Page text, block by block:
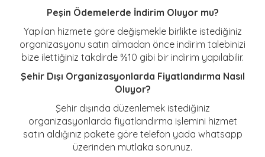
Peşin Ödemelerde İndirim Oluyor mu?
Yapılan hizmete göre değişmekle birlikte istediğiniz
organizasyonu satın almadan önce indirim talebinizi
bize ilettiğiniz takdirde %10 gibi bir indirim yapılabilir.
Şehir Dışı Organizasyonlarda Fiyatlandırma Nasıl
Oluyor?
Şehir dışında düzenlemek istediğiniz
organizasyonlarda fiyatlandırma işlemini hizmet
satın aldığınız pakete göre telefon yada whatsapp
üzerinden mutlaka sorunuz.